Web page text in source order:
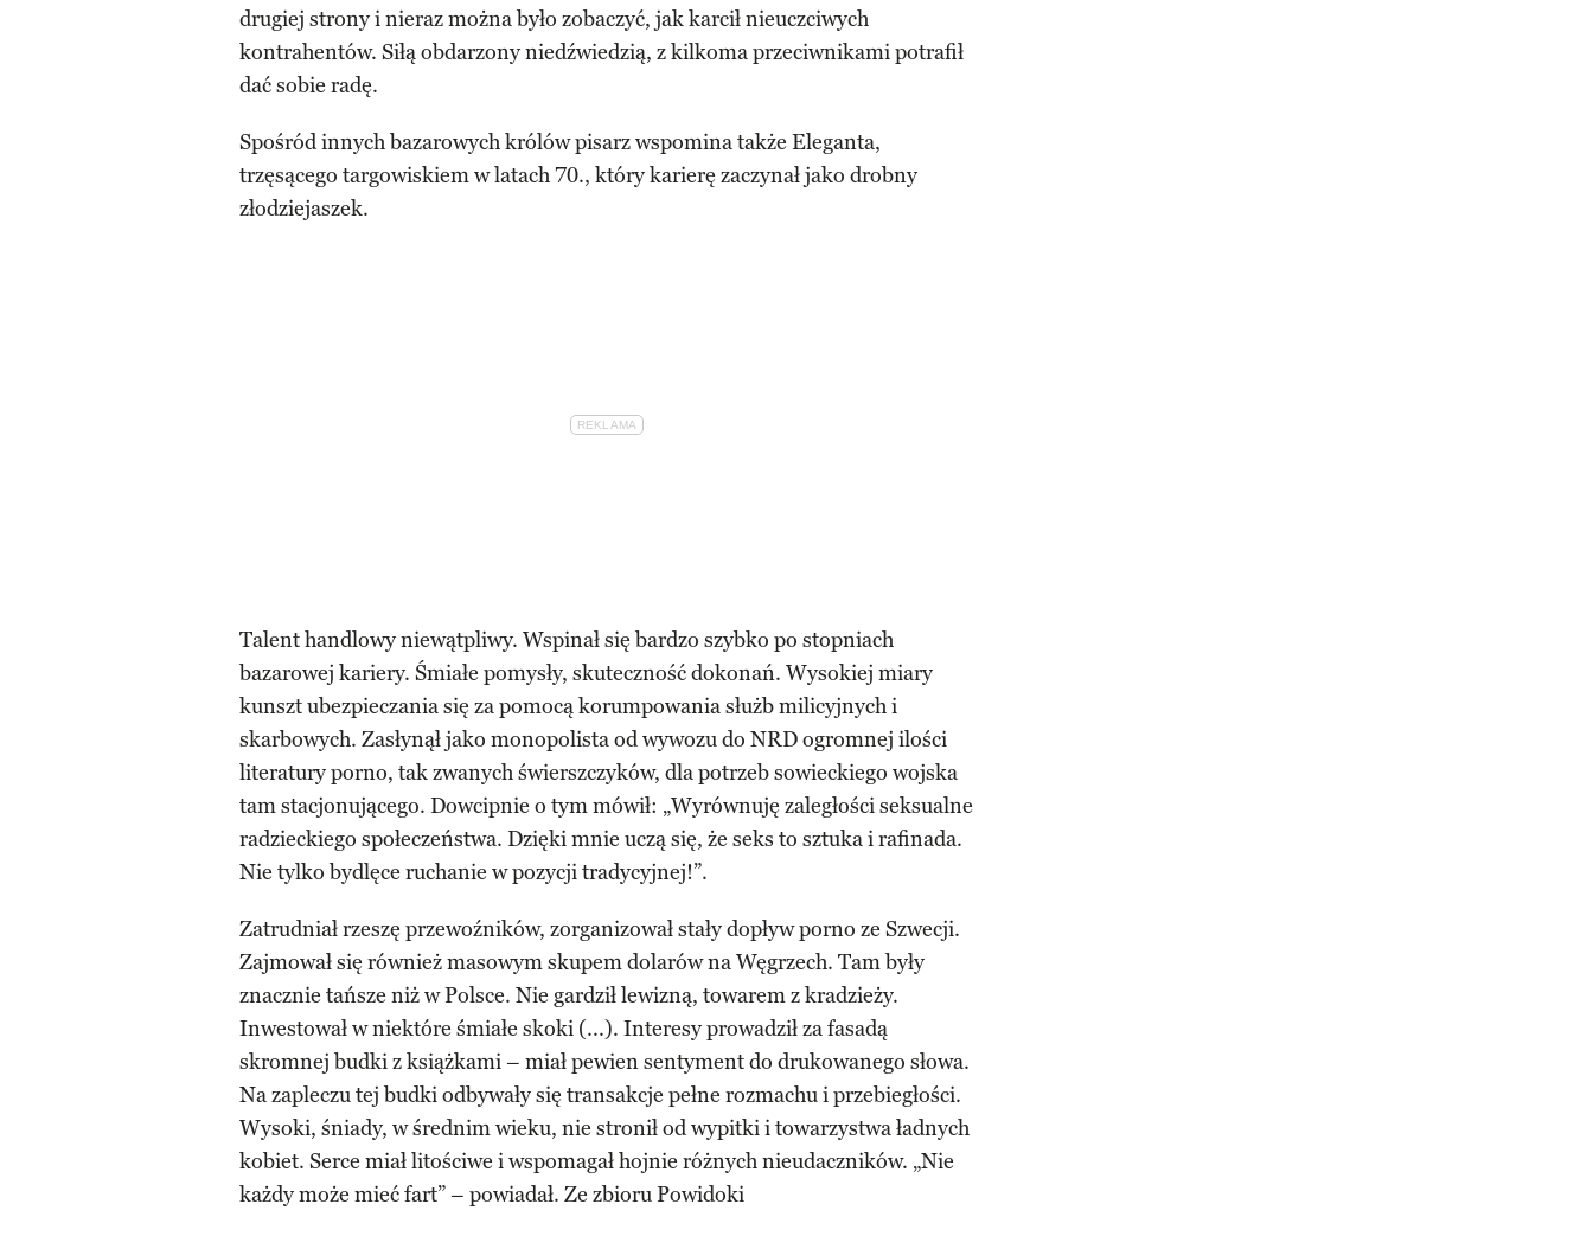
drugiej strony i nieraz można było zobaczyć, jak karcił nieuczciwych
kontrahentów. Siłą obdarzony niedźwiedzią, z kilkoma przeciwnikami potrafił
dać sobie radę.
Spośród innych bazarowych królów pisarz wspomina także Eleganta,
trzęsącego targowiskiem w latach 70., który karierę zaczynał jako drobny
złodziejaszek.
Talent handlowy niewątpliwy. Wspinał się bardzo szybko po stopniach
bazarowej kariery. Śmiałe pomysły, skuteczność dokonań. Wysokiej miary
kunszt ubezpieczania się za pomocą korumpowania służb milicyjnych i
skarbowych. Zasłynął jako monopolista od wywozu do NRD ogromnej ilości
literatury porno, tak zwanych świerszczyków, dla potrzeb sowieckiego wojska
tam stacjonującego. Dowcipnie o tym mówił: „Wyrównuję zaległości seksualne
radzieckiego społeczeństwa. Dzięki mnie uczą się, że seks to sztuka i rafinada.
Nie tylko bydlęce ruchanie w pozycji tradycyjnej!”.
Zatrudniał rzeszę przewoźników, zorganizował stały dopływ porno ze Szwecji.
Zajmował się również masowym skupem dolarów na Węgrzech. Tam były
znacznie tańsze niż w Polsce. Nie gardził lewizną, towarem z kradzieży.
Inwestował w niektóre śmiałe skoki (...). Interesy prowadził za fasadą
skromnej budki z książkami – miał pewien sentyment do drukowanego słowa.
Na zapleczu tej budki odbywały się transakcje pełne rozmachu i przebiegłości.
Wysoki, śniady, w średnim wieku, nie stronił od wypitki i towarzystwa ładnych
kobiet. Serce miał litościwe i wspomagał hojnie różnych nieudaczników. „Nie
każdy może mieć fart” – powiadał. Ze zbioru Powidoki